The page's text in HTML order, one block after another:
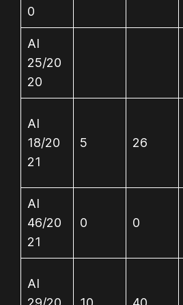
0
AI
25/20
20
AI
18/20
21
5 26
AI
46/20
21
0 0
AI